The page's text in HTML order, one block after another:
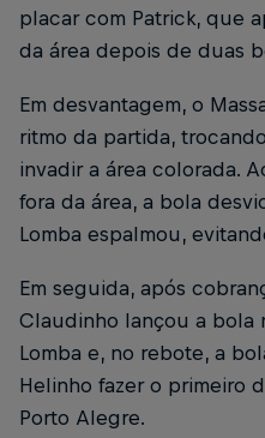
placar com Patrick, que
da área depois de duas
Em desvantagem, o
ritmo da partida,
invadir a área colorada.
fora da área, a bola
Lomba espalmou,
Em seguida, após
Claudinho lançou a bola
Lomba e, no rebote, a
Helinho fazer o primeiro
Porto Alegre.